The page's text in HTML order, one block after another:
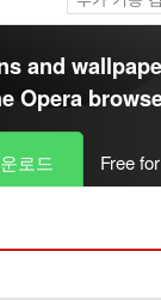
and
Opera
로드 Free